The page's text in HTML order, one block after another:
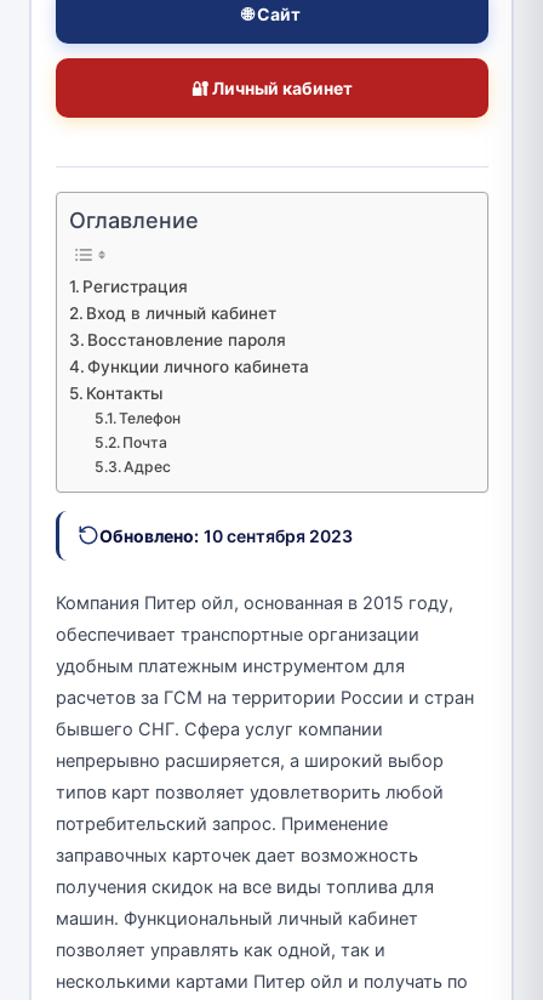
🌐 Сайт
🔐 Личный кабинет
Оглавление
Регистрация
Вход в личный кабинет
Восстановление пароля
Функции личного кабинета
Контакты
Телефон
Почта
Адрес
Обновлено: 10 сентября 2023
Компания Питер ойл, основанная в 2015 году,
обеспечивает транспортные организации
удобным платежным инструментом для
расчетов за ГСМ на территории России и стран
бывшего СНГ. Сфера услуг компании
непрерывно расширяется, а широкий выбор
типов карт позволяет удовлетворить любой
потребительский запрос. Применение
заправочных карточек дает возможность
получения скидок на все виды топлива для
машин. Функциональный личный кабинет
позволяет управлять как одной, так и
несколькими картами Питер ойл и получать по